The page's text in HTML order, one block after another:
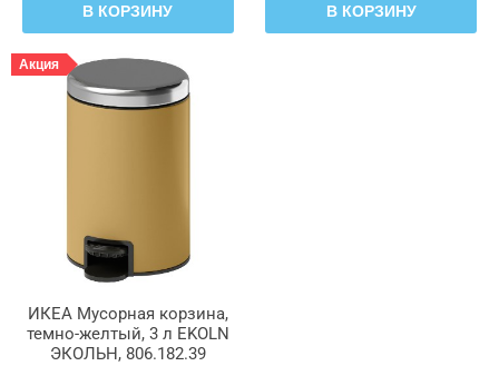
В КОРЗИНУ В КОРЗИНУ
Акция
ИКЕА Мусорная корзина,
темно-желтый, 3 л EKOLN
ЭКОЛЬН, 806.182.39